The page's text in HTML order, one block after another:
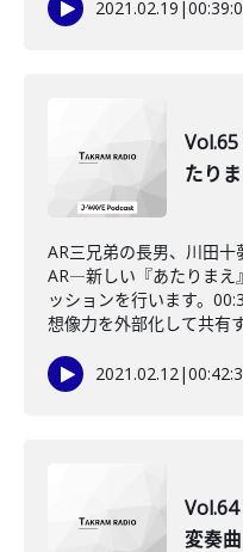
2021.02.19 |
たり
AR三兄弟の長男、川田
AR―新しい『あたりまえ
ッションを行います。
想像力を外部化して共有
2021.02.12|
変奏曲